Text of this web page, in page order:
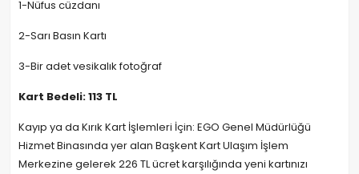
1-Nüfus cüzdanı
2-Sarı Basın Kartı
3-Bir adet vesikalık fotoğraf
Kart Bedeli: 113 TL
Kayıp ya da Kırık Kart İşlemleri İçin: EGO Genel Müdürlüğü
Hizmet Binasında yer alan Başkent Kart Ulaşım İşlem
Merkezine gelerek 226 TL ücret karşılığında yeni kartınızı